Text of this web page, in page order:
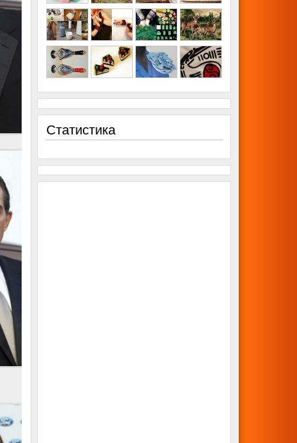
Статистика